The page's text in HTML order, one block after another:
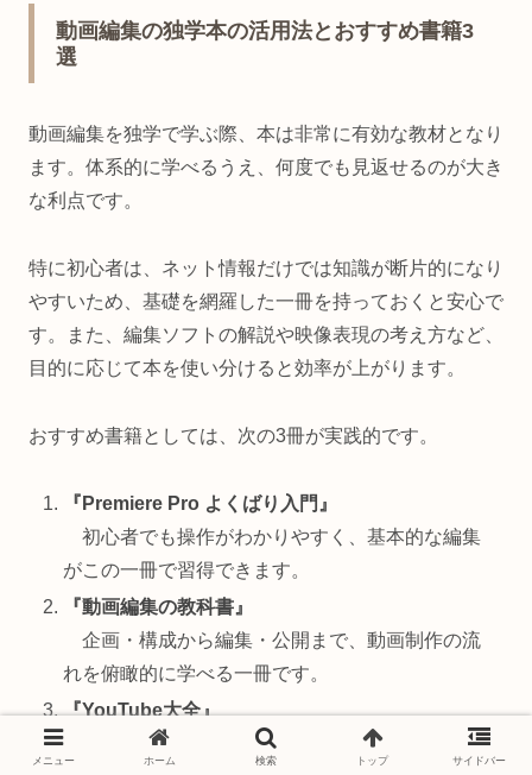
動画編集の独学本の活用法とおすすめ書籍3
選
動画編集を独学で学ぶ際、本は非常に有効な教材となり
ます。体系的に学べるうえ、何度でも見返せるのが大き
な利点です。
特に初心者は、ネット情報だけでは知識が断片的になり
やすいため、基礎を網羅した一冊を持っておくと安心で
す。また、編集ソフトの解説や映像表現の考え方など、
目的に応じて本を使い分けると効率が上がります。
おすすめ書籍としては、次の3冊が実践的です。
『Premiere Pro よくばり入門』
初心者でも操作がわかりやすく、基本的な編集
がこの一冊で習得できます。
『動画編集の教科書』
企画・構成から編集・公開まで、動画制作の流
れを俯瞰的に学べる一冊です。
『YouTube大全』
YouTube特化の内容で、編集テクニックや伸び
メニュー ホーム 検索 トップ サイドバー